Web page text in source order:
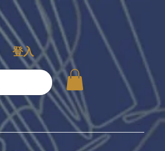
登入